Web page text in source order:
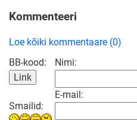
Kommenteeri
Loe kõiki kommentaare (0)
BB-kood:
Smailid:
Nimi:
E-mail: